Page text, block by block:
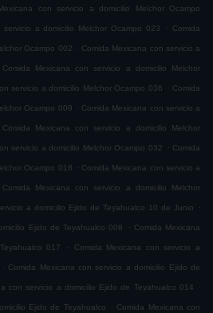
con servicio a domicilio Melchor Ocampo
servicio a domicilio Melchor Ocampo 023 . Comida
Ocampo 002 . Comida Mexicana con servicio a
Comida Mexicana con servicio a domicilio Melchor
servicio a domicilio Melchor Ocampo 036 . Comida
Ocampo 009 . Comida Mexicana con servicio a
Comida Mexicana con servicio a domicilio Melchor
servicio a domicilio Melchor Ocampo 032 . Comida
Ocampo 018 . Comida Mexicana con servicio a
Comida Mexicana con servicio a domicilio Melchor
a domicilio Ejido de Teyahualco 10 de Junio .
Ejido de Teyahualco 008 . Comida Mexicana
017 . Comida Mexicana con servicio a
. Comida Mexicana con servicio a domicilio Ejido de
con servicio a domicilio Ejido de Teyahualco 014 .
Ejido de Teyahualco . Comida Mexicana con